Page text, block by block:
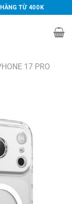
TỪ 400K
17 PRO